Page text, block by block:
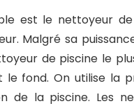
est le nettoyeur
Malgré sa
de piscine le
le fond. On utilise la
de la piscine. Les